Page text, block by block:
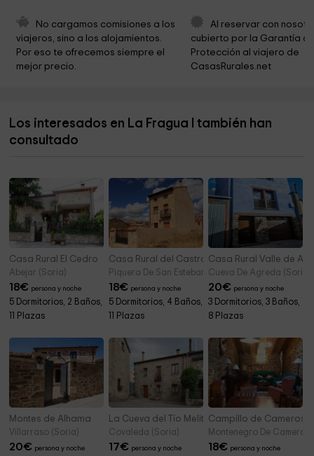
Dolmen de San Gregorio
Cementerio
Ayuntamiento de Villar del Ala 4,9 km
Iglesia de Santa Lucía 4,9 km
No cargamos comisiones a los
viajeros, sino a los alojamientos.
Por eso te ofrecemos siempre el
mejor precio.
Al reservar con
cubierto por la Garantía
Protección al viajero de
CasasRurales.net
Los interesados en La Fragua I también han
consultado
Casa Rural El Cedro
Abejar (Soria)
18€ persona y noche
5 Dormitorios, 2 Baños,
11 Plazas
Casa Rural del Castro
Piquera De San Esteban (Soria)
18€ persona y noche
5 Dormitorios, 4 Baños,
11 Plazas
Casa Rural Valle de
Cueva De Agreda (Soria)
20€ persona y noche
3 Dormitorios, 3 Baños,
8 Plazas
Montes de Alhama
Villarraso (Soria)
20€ persona y noche
La Cueva del Tío Melitón
Covaleda (Soria)
17€ persona y noche
Campillo de Cameros
Montenegro De Cameros
18€ persona y noche